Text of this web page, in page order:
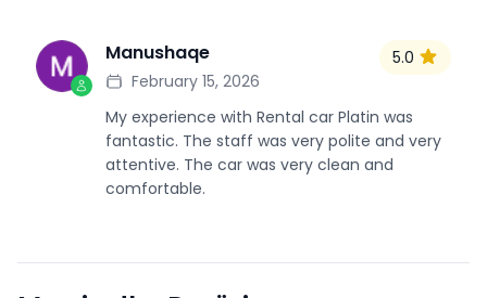
M Manushaqe
February 15, 2026
5.0
My experience with Rental car Platin was
fantastic. The staff was very polite and very
attentive. The car was very clean and
comfortable.